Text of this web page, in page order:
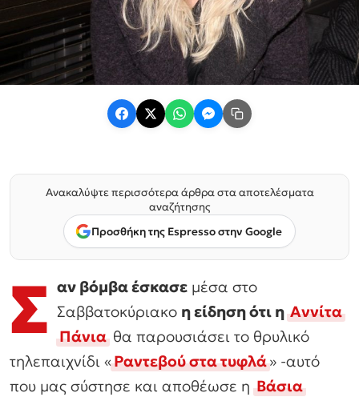
Ανακαλύψτε περισσότερα άρθρα στα αποτελέσματα
αναζήτησης
Προσθήκη της Espresso στην Google
Σ αν βόμβα έσκασε μέσα στο
Σαββατοκύριακο η είδηση ότι ηΑννίτα
Πάνιαθα παρουσιάσει το θρυλικό
τηλεπαιχνίδι «Ραντεβού στα τυφλά» -αυτό
που μας σύστησε και αποθέωσε ηΒάσια